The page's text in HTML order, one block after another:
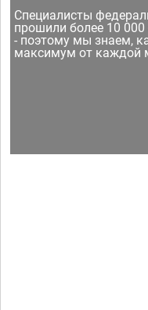
Специалисты
прошили более 10
- поэтому мы знаем,
максимум от каждой